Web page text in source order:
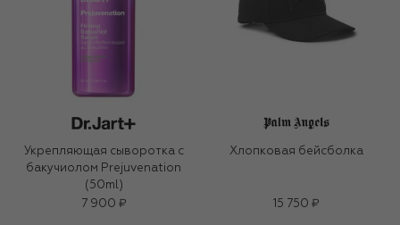
Укрепляющая сыворотка с
бакучиолом Prejuvenation
(50ml)
7 900 ₽
Хлопковая бейсболка
15 750 ₽